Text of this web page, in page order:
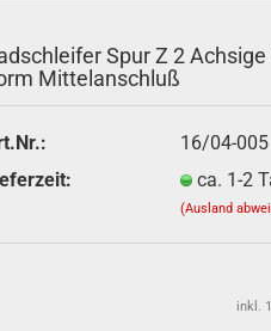
vergessen?
Spur Z 2
Mittelanschluß
16/04-005
ca. 1-2
(Ausland
inkl.